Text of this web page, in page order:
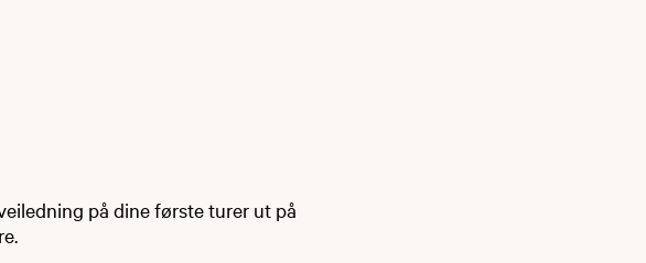
på dine første turer ut på